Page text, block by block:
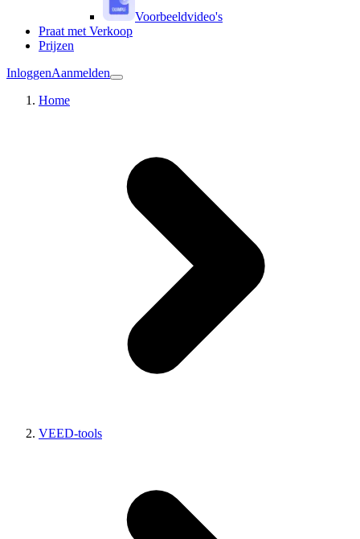
Voorbeeldvideo's
Praat met Verkoop
Prijzen
InloggenAanmelden
Home
VEED-tools